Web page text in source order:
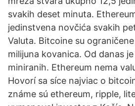
svakih deset minuta.
jedinstvena novčića svakih
Valuta. Bitcoine su
milijuna kovanica. Od danas je
miniranih. Ethereum nema
Hovorí sa síce najviac o
známe sú ethereum, ripple,